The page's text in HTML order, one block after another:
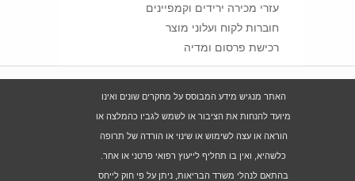
עזרי מכירה ירידים וקמפיינים
חוברות לקוח ועלוני מוצר
רכישת פרסום ומדיה
האתר מנגיש מידע המבוסס על מחקרים שונים ואינו
מיועד להנחות את הציבור או לשמש לגביו כהמלצה או
הוראה או עצה לשימוש או שינוי או הורדה של תרופה
כלשהיא, ואין בו תחליף לייעוץ רפואי פרטני או אחר.
בהתאם לנהלי משרד הבריאות, ניתן על פי חוק לייחס